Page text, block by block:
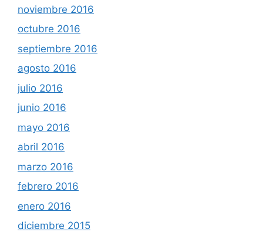
noviembre 2016
octubre 2016
septiembre 2016
agosto 2016
julio 2016
junio 2016
mayo 2016
abril 2016
marzo 2016
febrero 2016
enero 2016
diciembre 2015